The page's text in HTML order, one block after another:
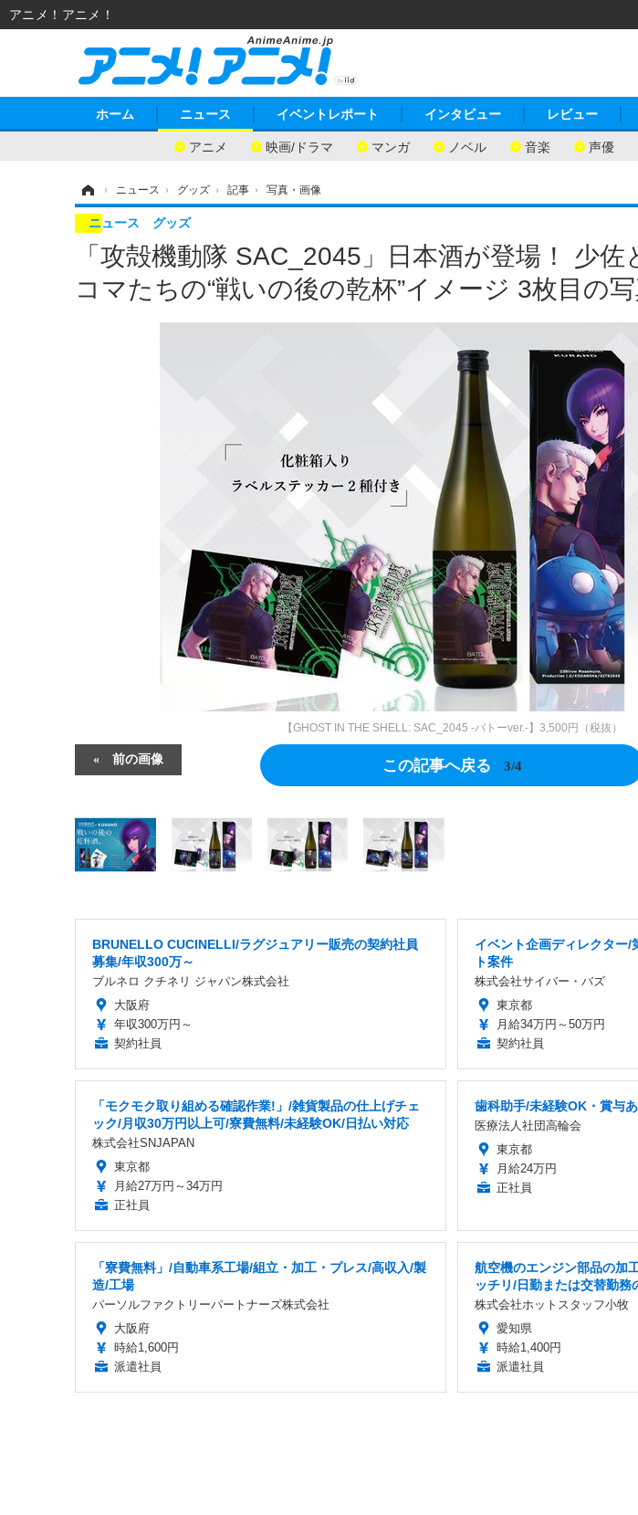
ホーム ニュース
アニメ 映画/ドラマ マンガ ノベル 音楽 声優
イベントレポート インタビュー レビュー
› ニュース › グッズ › 記事 › 写真・画像
「攻殻機動隊 SAC_2045」日本酒が登場！ 少
コマたちの“戦いの後の乾杯”イメージ 3枚目の
ニュース グッズ
【GHOST IN THE SHELL: SAC_2045 -バトーver.-】3,500円（税抜）
前の画像 この記事へ戻る 3/4
BRUNELLO CUCINELLI/ラグジュアリー販売の契約社員
募集/年収300万～
ブルネロ クチネリ ジャパン株式会社
大阪府
年収300万円～
契約社員
イベント企画ディレクター/
ト案件
株式会社サイバー・バズ
東京都
月給34万円～50万円
契約社員
「モクモク取り組める確認作業!」/雑貨製品の仕上げチェ
ック/月収30万円以上可/寮費無料/未経験OK/日払い対応
株式会社SNJAPAN
東京都
月給27万円～34万円
正社員
歯科助手/未経験OK・賞与あ
医療法人社団高輪会
東京都
月給24万円
正社員
「寮費無料」/自動車系工場/組立・加工・プレス/高収入/製
造/工場
パーソルファクトリーパートナーズ株式会社
大阪府
時給1,600円
派遣社員
航空機のエンジン部品の加
ッチリ/日勤または交替勤務
株式会社ホットスタッフ小牧
愛知県
時給1,400円
派遣社員
アニメ！アニメ！